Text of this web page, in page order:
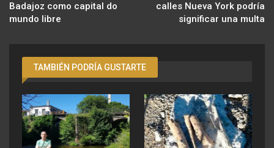
Badajoz como capital do
mundo libre
calles Nueva York podría
significar una multa
TAMBIÉN PODRÍA GUSTARTE